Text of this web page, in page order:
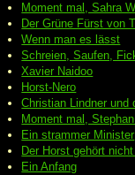
Moment mal, Sahra
Der Grüne Fürst von
Wenn man es lässt
Schreien, Saufen,
Xavier Naidoo
Horst-Nero
Christian Lindner und
Moment mal,
Ein strammer Minister
Der Horst gehört
Ein Anfang